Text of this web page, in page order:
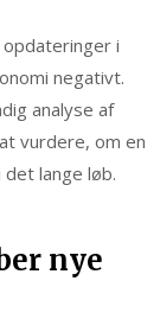
i
negativt.
analyse af
vurdere, om en
lange løb.
nye